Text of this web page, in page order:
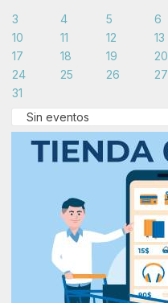
3
4 5 6
10
11 12 13
17
18 19 20
24
25 26 27
31
Sin eventos